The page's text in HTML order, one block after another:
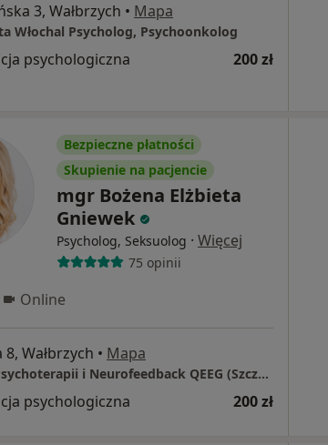
3, Wałbrzych • Mapa
Włochal Psycholog, Psychoonkolog
psychologiczna 200 zł
Bezpieczne płatności
Skupienie na pacjencie
mgr Bożena Elżbieta
Gniewek
Psycholog, Seksuolog · Więcej
75 opinii
Online
Wałbrzych • Mapa
Gabinet Psychoterapii i Neurofeedback QEEG (Szczawienko koło WSSE)
psychologiczna 200 zł